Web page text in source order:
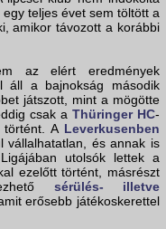
teljes évet sem töltött a
amikor távozott a korábbi
az elért eredmények
áll a bajnokság második
játszott, mint a mögötte
csak a Thüringer HC-
A Leverkusenben
vállalhatatlan, és annak is
utolsók lettek a
ezelőtt történt, másrészt
sérülés- illetve
amit erősebb játékoskerettel